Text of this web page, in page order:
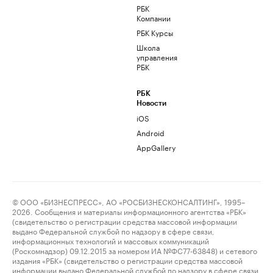
РБК
Компании
РБК Курсы
Школа
управления
РБК
РБК
Новости
iOS
Android
AppGallery
© ООО «БИЗНЕСПРЕСС», АО «РОСБИЗНЕСКОНСАЛТИНГ», 1995–
2026. Сообщения и материалы информационного агентства «РБК»
(свидетельство о регистрации средства массовой информации
выдано Федеральной службой по надзору в сфере связи,
информационных технологий и массовых коммуникаций
(Роскомнадзор) 09.12.2015 за номером ИА №ФС77-63848) и сетевого
издания «РБК» (свидетельство о регистрации средства массовой
информации выдано Федеральной службой по надзору в сфере связи,